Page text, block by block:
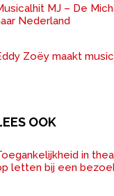
MJ – De
Nederland
Zoëy maakt
OOK
in
letten bij een